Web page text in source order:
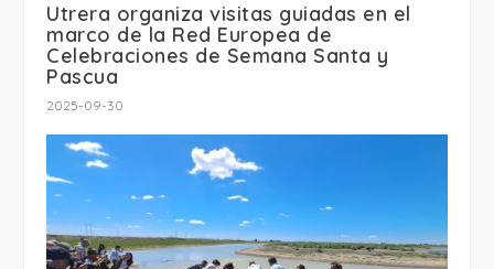
Utrera organiza visitas guiadas en el
marco de la Red Europea de
Celebraciones de Semana Santa y
Pascua
2025-09-30